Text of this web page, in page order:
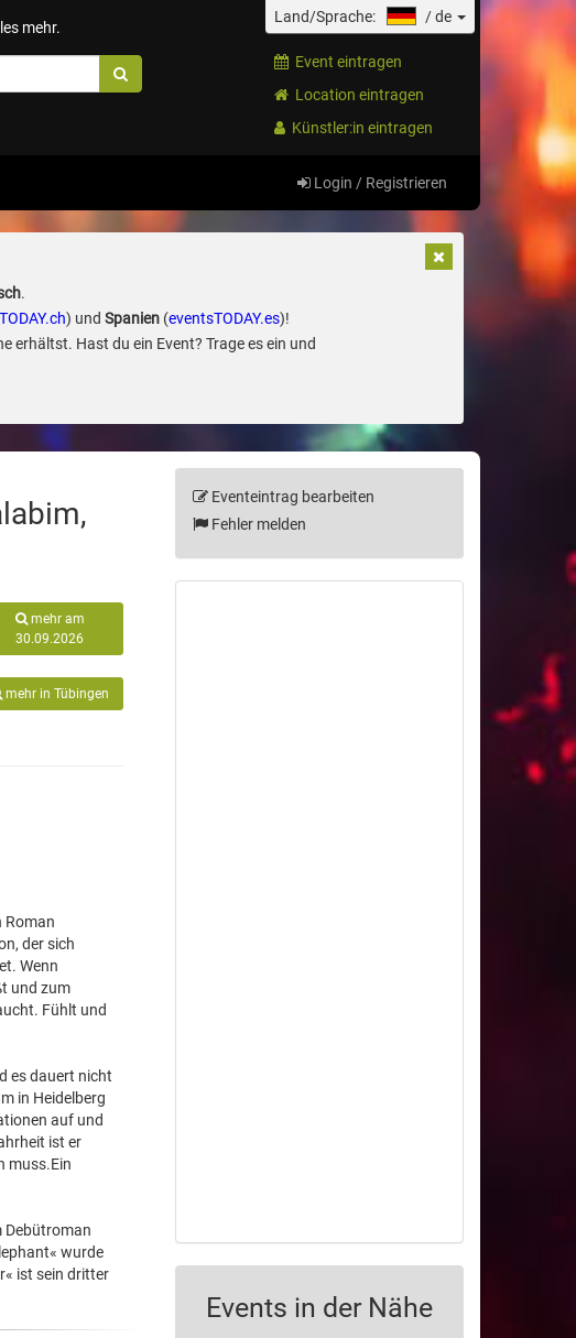
mehr.
Land/Sprache: /de
Event eintragen
Location eintragen
Künstler:in eintragen
Login / Registrieren
.
) und Spanien(eventsTODAY.es)!
erhältst. Hast du ein Event? Trage es ein und
mehr am
30.09.2026
mehr in Tübingen
Roman
der sich
Wenn
und zum
Fühlt und
es dauert nicht
in Heidelberg
auf und
ist er
muss.Ein
Debütroman
wurde
ist sein dritter
Eventeintrag bearbeiten
Fehler melden
Events in der Nähe